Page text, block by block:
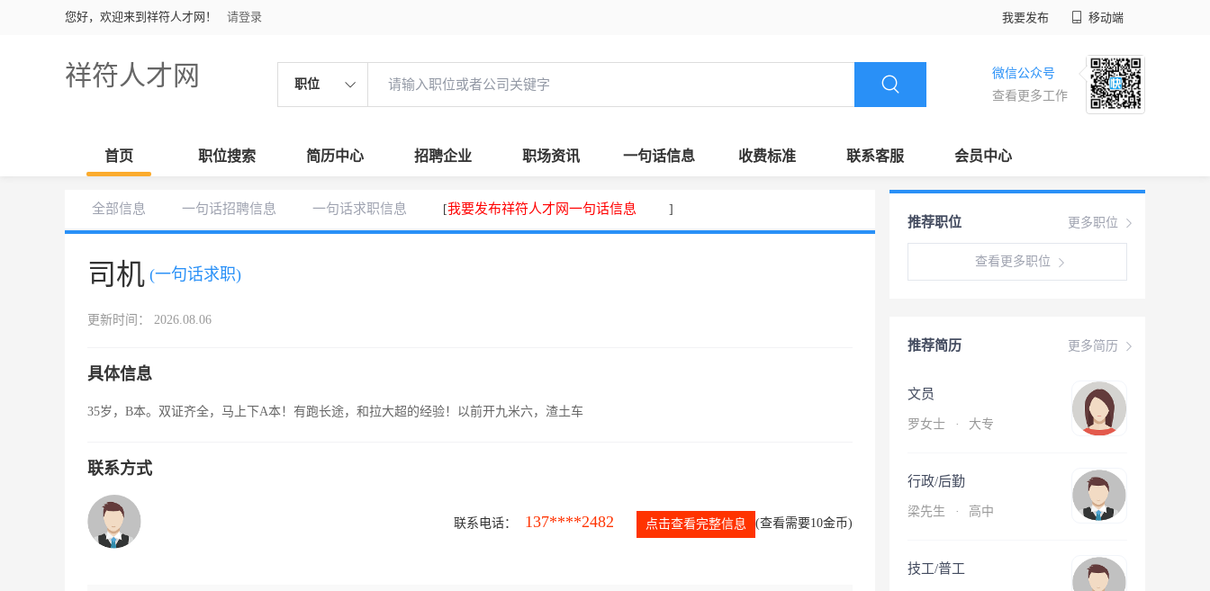
您好，欢迎来到祥符人才网！ 请登录 我要发布 移动端
祥符人才网 职位
微信公众号
查看更多工作
首页 职位搜索 简历中心 招聘企业 职场资讯 一句话信息 收费标准 联系客服 会员中心
全部信息 一句话招聘信息 一句话求职信息 [我要发布祥符人才网一句话信息 ]
司机 (一句话求职)
更新时间： 2026.08.06
具体信息
35岁，B本。双证齐全，马上下A本！有跑长途，和拉大超的经验！以前开九米六，渣土车
联系方式
联系电话： 137****2482 点击查看完整信息 (查看需要10金币)
更多职位
推荐职位
查看更多职位
更多简历
推荐简历
文员
罗女士 · 大专
行政/后勤
梁先生 · 高中
技工/普工